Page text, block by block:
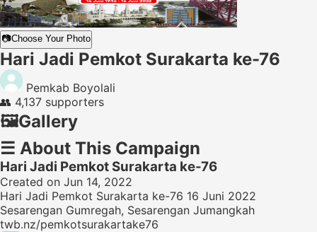
📷Choose Your Photo
Hari Jadi Pemkot Surakarta ke-76
Pemkab Boyolali
👥 4,137 supporters
🖼️Gallery
☰ About This Campaign
Hari Jadi Pemkot Surakarta ke-76
Created on Jun 14, 2022
Hari Jadi Pemkot Surakarta ke-76 16 Juni 2022
Sesarengan Gumregah, Sesarengan Jumangkah
twb.nz/pemkotsurakartake76